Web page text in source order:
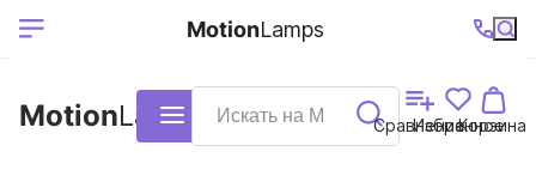
Ваш регион
Выберите ваш
+7 (495)740-
38-68
График
работы
MotionLamps Каталог Сравнение
Избранное
Корзина
MotionLamps